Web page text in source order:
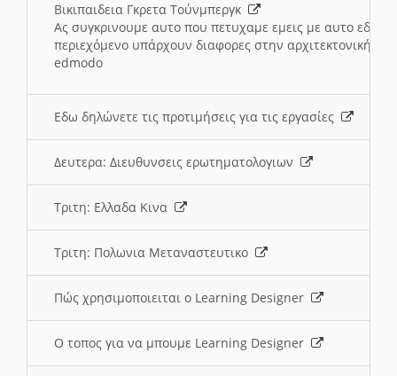
Βικιπαιδεια Γκρετα Τούνμπεργκ
Ας συγκρινουμε αυτο που πετυχαμε εμεις με αυτο εδω
περιεχόμενο υπάρχουν διαφορες στην αρχιτεκτονική
edmodo
Εδω δηλώνετε τις προτιμήσεις για τις εργασίες
Δευτερα: Διευθυνσεις ερωτηματολογιων
Τριτη: Ελλαδα Κινα
Τριτη: Πολωνια Μεταναστευτικο
Πώς χρησιμοποιειται ο Learning Designer
O τοπος για να μπουμε Learning Designer